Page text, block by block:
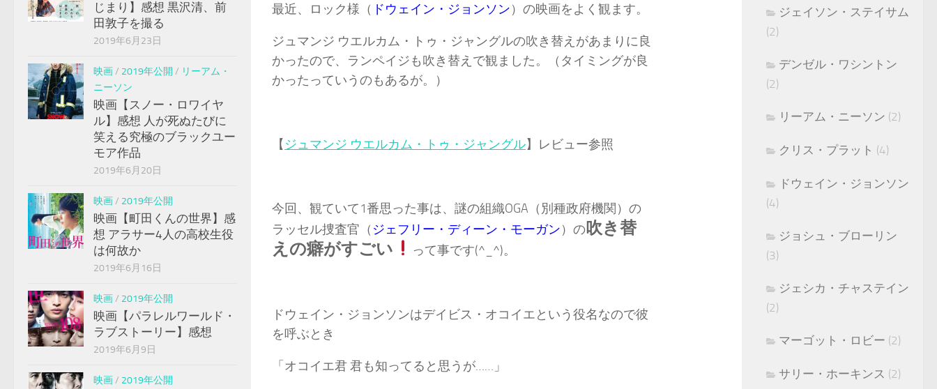
最近、ロック様（ ドウェイン・ジョンソン）の映画をよく観ます。
ジュマンジ ウエルカム・トゥ・ジャングルの吹き替えがあまりに良
かったので、ランペイジも吹き替えで観ました。（タイミングが良
かったっていうのもあるが。）
【 ジュマンジ ウエルカム・トゥ・ジャングル】レビュー参照
今回、観ていて1番思った事は、謎の組織OGA（別種政府機関）の
ラッセル捜査官（ ジェフリー・ディーン・モーガン）の吹き替
えの癖がすごい
って事です(^_^)。
ドウェイン・ジョンソンはデイビス・オコイエという役名なので彼
を呼ぶとき
「オコイエ君 君も知ってると思うが……」
じまり】感想 黒沢清、前
田敦子を撮る
2019年6月23日
映画/ 2019年公開 / リーアム・
ニーソン
映画【スノー・ロワイヤ
ル】感想 人が死ぬたびに
笑える究極のブラックユー
モア作品
2019年6月20日
映画/ 2019年公開
映画【町田くんの世界】感
想 アラサー4人の高校生役
は何故か
2019年6月16日
映画/ 2019年公開
映画【パラレルワールド・
ラブストーリー】感想
2019年6月9日
映画/ 2019年公開
ジェイソン・ステイサム
(2)
デンゼル・ワシントン
(2)
リーアム・ニーソン (2)
クリス・プラット (4)
ドウェイン・ジョンソン
(4)
ジョシュ・ブローリン
(3)
ジェシカ・チャステイン
(2)
マーゴット・ロビー (2)
サリー・ホーキンス (2)